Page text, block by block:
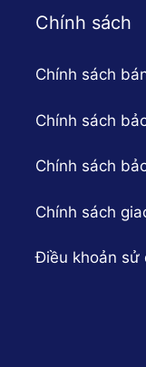
Chính sách
Chính sách
Chính sách
Chính sách
Chính sách
Điều khoản sử